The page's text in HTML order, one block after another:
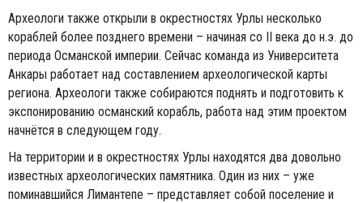
Археологи также открыли в окрестностях Урлы несколько
кораблей более позднего времени – начиная со II века до н.э. до
периода Османской империи. Сейчас команда из Университета
Анкары работает над составлением археологической карты
региона. Археологи также собираются поднять и подготовить к
экспонированию османский корабль, работа над этим проектом
начнётся в следующем году.
На территории и в окрестностях Урлы находятся два довольно
известных археологических памятника. Один из них – уже
поминавшийся Лимантепе – представляет собой поселение и